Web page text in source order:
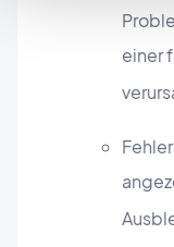
einer